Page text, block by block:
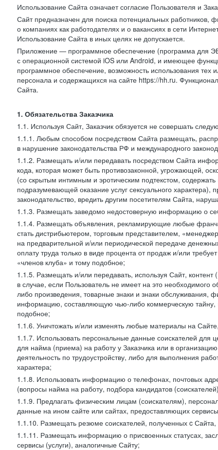
Использование Сайта означает согласие Пользователя и
Сайт предназначен для поиска потенциальных
о компаниях как работодателях и о вакансиях в сети
Использование Сайта в иных целях не допускается.
Приложение — программное обеспечение (программа для
с операционной системой iOS или Android, и имеющее
программное обеспечение, возможность использования
персонала и содержащихся на сайте https://hh.ru.
Сайта.
1. Обязательства Заказчика
1.1. Используя Сайт, Заказчик обязуется не совершать
1.1.1. Любым способом посредством Сайта размещать,
в нарушение законодательства РФ и международного
1.1.2. Размещать и/или передавать посредством Сайта
кода, которая может быть противозаконной, угрожающей,
(со скрытым интимным и эротическим подтекстом,
подразумевающей оказание услуг сексуального
законодательство, вредить другим посетителям Сайта,
1.1.3. Размещать заведомо недостоверную информацию о
1.1.4. Размещать объявления, рекламирующие любые
стать дистрибьютером, торговым представителем,
на предварительной и/или периодической передаче
оплату труда только в виде процента от продаж и/или
«членов клуба» и тому подобное;
1.1.5. Размещать и/или передавать, используя Сайт,
в случае, если Пользователь не имеет на это
либо произведения, товарные знаки и знаки
информацию, составляющую чью-либо коммерческую тайну,
подобное;
1.1.6. Уничтожать и/или изменять любые материалы на
1.1.7. Использовать персональные данные соискателей для
для найма (приема) на работу у Заказчика или в
деятельность по трудоустройству, либо для выполнения
характера;
1.1.8. Использовать информацию о телефонах, почтовых
(вопросы найма на работу, подбора кандидатов
1.1.9. Предлагать физическим лицам (соискателям),
данные на ином сайте или сайтах, предоставляющих
1.1.10. Размещать резюме соискателей, полученных c
1.1.11. Размещать информацию о присвоенных статусах,
сервисы (услуги), аналогичные Сайту;